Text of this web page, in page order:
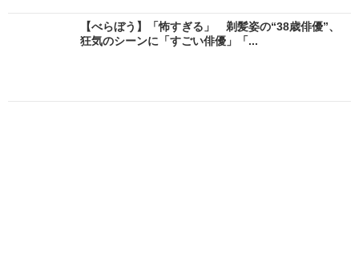
【べらぼう】「怖すぎる」 剃髪姿の“38歳俳優”、
狂気のシーンに「すごい俳優」「...